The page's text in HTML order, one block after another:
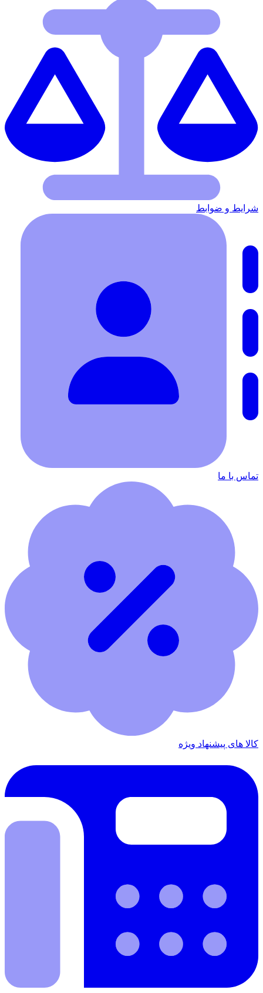
شرایط‌ و ضوابط
تماس با ما
کالا های پیشنهاد ویژه